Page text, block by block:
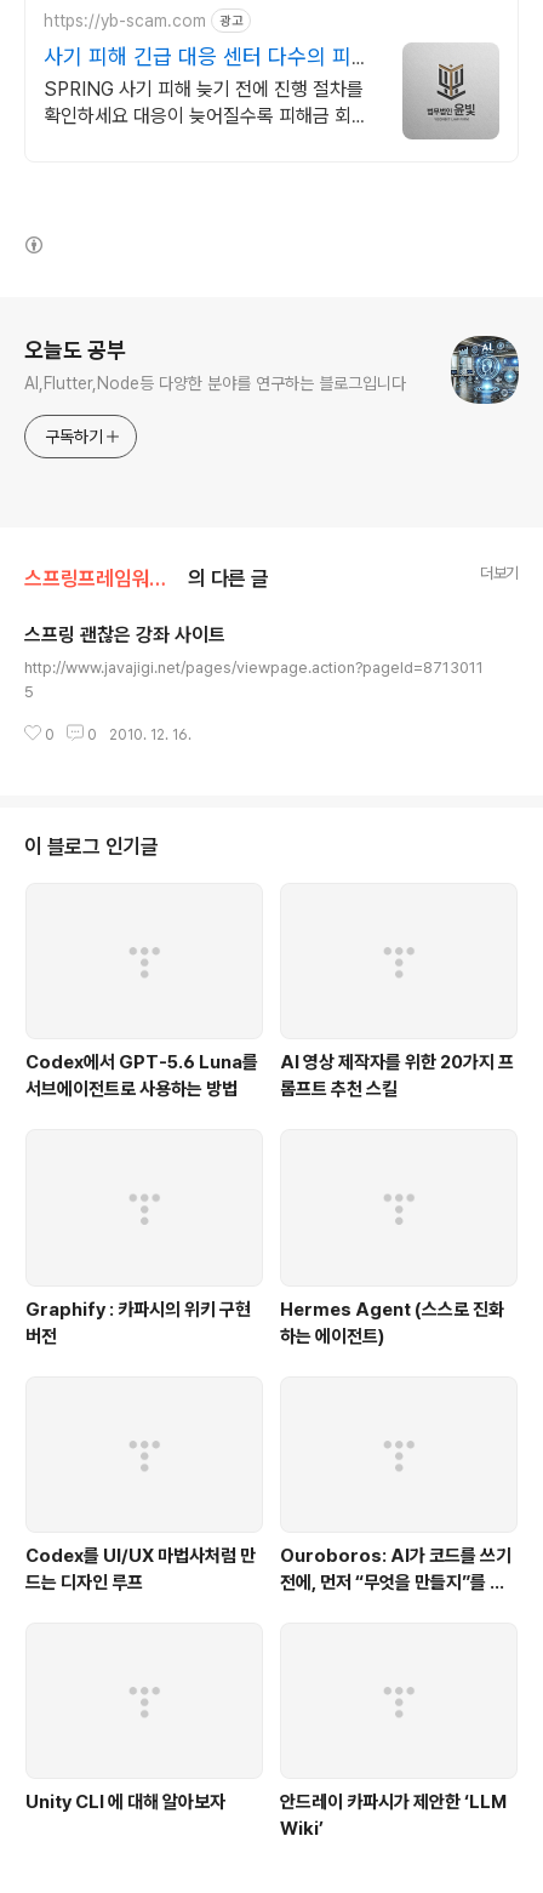
https://yb-scam.com 광고
사기 피해 긴급 대응 센터 다수의 피해
회복 사례 보유
SPRING 사기 피해 늦기 전에 진행 절차를
확인하세요 대응이 늦어질수록 피해금 회수
오늘도 공부
AI,Flutter,Node등 다양한 분야를 연구하는 블로그입니다
구독하기
스프링프레임워크공부중/스프링환경설정참고 의 다른 글 더보기
스프링 괜찮은 강좌 사이트
http://www.javajigi.net/pages/viewpage.action?pageId=8713011
5
0 0 2010. 12. 16.
이 블로그 인기글
Codex에서 GPT-5.6 Luna를
서브에이전트로 사용하는 방법
AI 영상 제작자를 위한 20가지 프
롬프트 추천 스킬
Graphify : 카파시의 위키 구현
버전
Hermes Agent (스스로 진화
하는 에이전트)
Codex를 UI/UX 마법사처럼 만
드는 디자인 루프
Ouroboros: AI가 코드를 쓰기
전에, 먼저 “무엇을 만들지”를 끝
Unity CLI 에 대해 알아보자
안드레이 카파시가 제안한 ‘LLM
Wiki’